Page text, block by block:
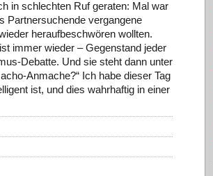
in schlechten Ruf geraten: Mal war
Partnersuchende vergangene
heraufbeschwören wollten.
immer wieder – Gegenstand jeder
Debatte. Und sie steht dann unter
Anmache?“ Ich habe dieser Tag
ist, und dies wahrhaftig in einer